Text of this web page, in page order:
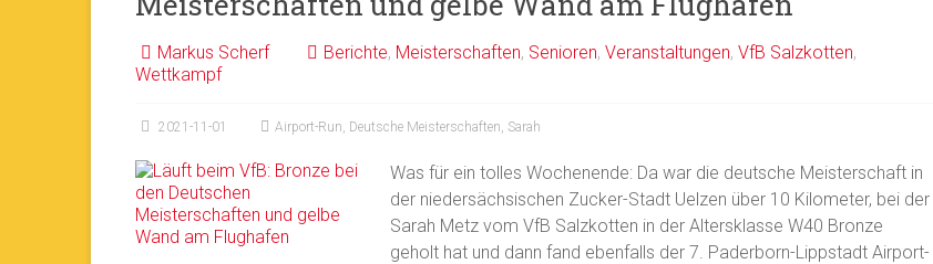
Markus Scherf Berichte, Meisterschaften, Senioren, Veranstaltungen, VfB Salzkotten,
Wettkampf
2021-11-01 Airport-Run, Deutsche Meisterschaften, Sarah
Was für ein tolles Wochenende: Da war die deutsche Meisterschaft in
der niedersächsischen Zucker-Stadt Uelzen über 10 Kilometer, bei der
Sarah Metz vom VfB Salzkotten in der Altersklasse W40 Bronze
geholt hat und dann fand ebenfalls der 7. Paderborn-Lippstadt Airport-